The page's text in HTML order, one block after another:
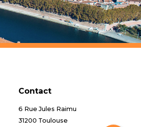
Contact
6 Rue Jules Raimu
31200 Toulouse